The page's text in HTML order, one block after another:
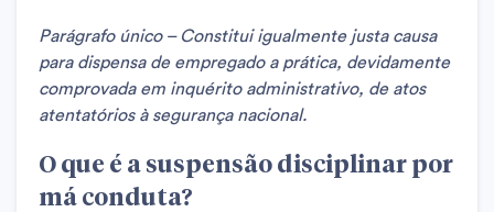
Parágrafo único – Constitui igualmente justa causa
para dispensa de empregado a prática, devidamente
comprovada em inquérito administrativo, de atos
atentatórios à segurança nacional.
O que é a suspensão disciplinar por
má conduta?